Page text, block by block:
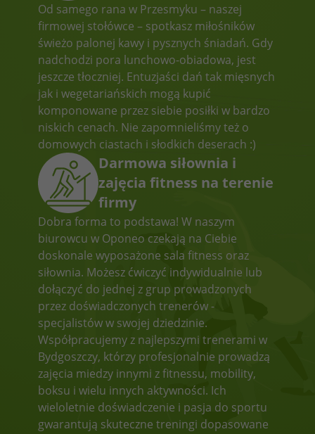
Od samego rana w Przesmyku – naszej
firmowej stołówce – spotkasz miłośników
świeżo palonej kawy i pysznych śniadań. Gdy
nadchodzi pora lunchowo-obiadowa, jest
jeszcze tłoczniej. Entuzjaści dań tak mięsnych
jak i wegetariańskich mogą kupić
komponowane przez siebie posiłki w bardzo
niskich cenach. Nie zapomnieliśmy też o
domowych ciastach i słodkich deserach :)
Darmowa siłownia i
zajęcia fitness na terenie
firmy
Dobra forma to podstawa! W naszym
biurowcu w Oponeo czekają na Ciebie
doskonale wyposażone sala fitness oraz
siłownia. Możesz ćwiczyć indywidualnie lub
dołączyć do jednej z grup prowadzonych
przez doświadczonych trenerów -
specjalistów w swojej dziedzinie.
Współpracujemy z najlepszymi trenerami w
Bydgoszczy, którzy profesjonalnie prowadzą
zajęcia miedzy innymi z fitnessu, mobility,
boksu i wielu innych aktywności. Ich
wieloletnie doświadczenie i pasja do sportu
gwarantują skuteczne treningi dopasowane